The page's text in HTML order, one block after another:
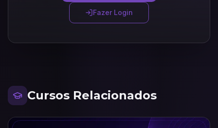
Fazer Login
Cursos Relacionados